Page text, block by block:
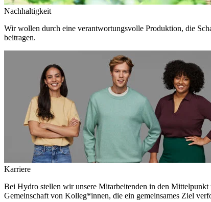
Nachhaltigkeit
Wir wollen durch eine verantwortungsvolle Produktion, die
beitragen.
Karriere
Bei Hydro stellen wir unsere Mitarbeitenden in den
Gemeinschaft von Kolleg*innen, die ein gemeinsames Ziel